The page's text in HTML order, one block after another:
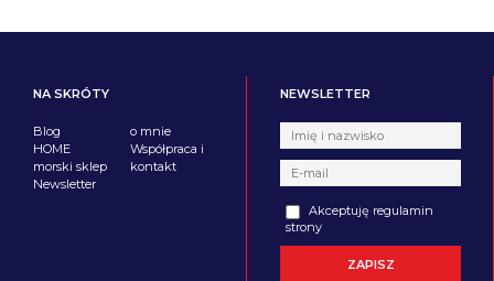
NA SKRÓTY
Blog
HOME
morski sklep
Newsletter
o mnie
Współpraca i
kontakt
NEWSLETTER
Akceptuję regulamin
strony